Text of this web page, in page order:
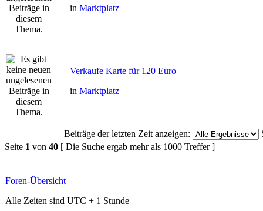
in Marktplatz
Verkaufe Karte für 120 Euro
in Marktplatz
Beiträge der letzten Zeit anzeigen:
Seite 1 von 40 [ Die Suche ergab mehr als 1000 Treffer ]
Foren-Übersicht
Alle Zeiten sind UTC + 1 Stunde